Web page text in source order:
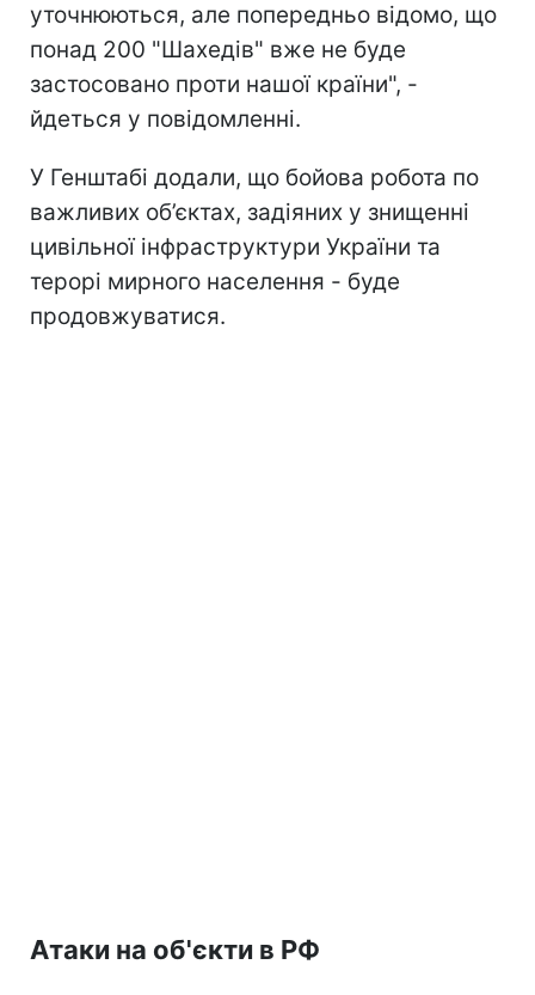
уточнюються, але попередньо відомо, що
понад 200 "Шахедів" вже не буде
застосовано проти нашої країни", -
йдеться у повідомленні.
У Генштабі додали, що бойова робота по
важливих об’єктах, задіяних у знищенні
цивільної інфраструктури України та
терорі мирного населення - буде
продовжуватися.
Атаки на об'єкти в РФ